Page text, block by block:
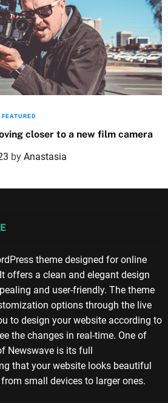
FEATURED
closer to a new film camera
by Anastasia
theme designed for online
offers a clean and elegant design
and user-friendly. The theme
options through the live
to design your website according to
the changes in real-time. One of
Newswave is its full
that your website looks beautiful
small devices to larger ones.